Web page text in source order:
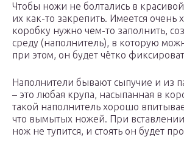
Чтобы ножи не болтались в
их как-то закрепить. Имеется очень
коробку нужно чем-то заполнить,
среду (наполнитель), в которую
при этом, он будет чётко
Наполнители бывают сыпучие и из
– это любая крупа, насыпанная в
такой наполнитель хорошо
что вымытых ножей. При
нож не тупится, и стоять он будет